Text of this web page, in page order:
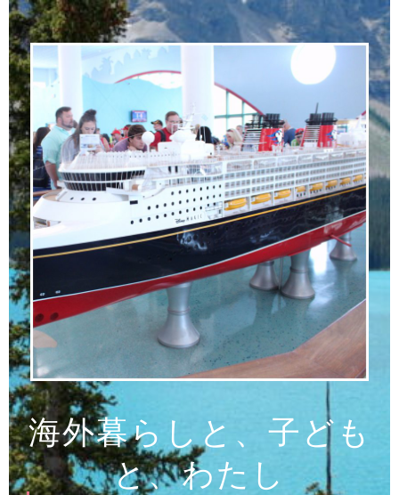
コ
ン
テ
ン
ツ
へ
ス
キ
ッ
プ
海外暮らしと、子ども
と、わたし